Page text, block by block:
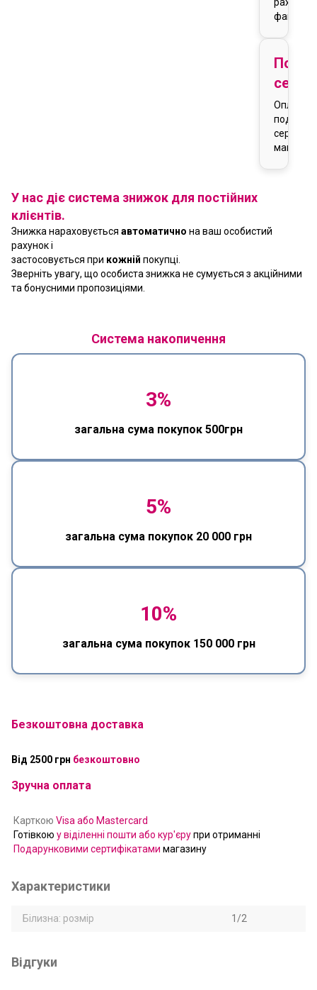
фактури
Оплата
магазину
У нас діє система знижок для постійних
клієнтів.
Знижка нараховується автоматично на ваш особистий
рахунок і
застосовується при кожній покупці.
Зверніть увагу, що особиста знижка не сумується з акційними
та бонусними пропозиціями.
Система накопичення
3%
загальна сума покупок 500грн
5%
загальна сума покупок 20 000 грн
10%
загальна сума покупок 150 000 грн
Безкоштовна доставка
Від 2500 грн безкоштовно
Зручна оплата
Карткою Visa або Mastercard
Готівкою у віділенні пошти або кур'єрупри отриманні
Подарунковими сертифікатами магазину
Характеристики
Білизна: розмір 1/2
Відгуки